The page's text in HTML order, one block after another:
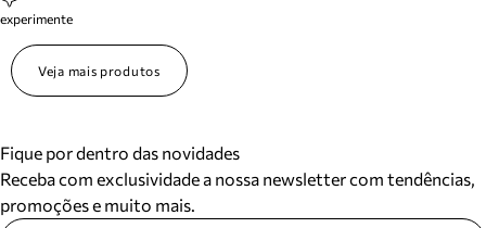
experimente
Veja mais produtos
Fique por dentro das novidades
Receba com exclusividade a nossa newsletter com tendências,
promoções e muito mais.